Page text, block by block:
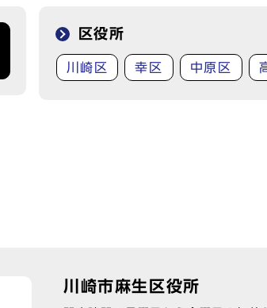
区役所
川崎区 幸区 中原区
川崎市麻生区役所